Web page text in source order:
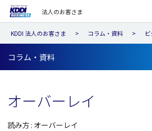
法人のお客さま
KDDI 法人のお客さま コラム・資料
コラム・資料
オーバーレイ
読み方 : オーバーレイ